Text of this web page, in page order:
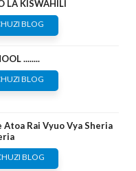
LA KISWAHILI
BLOG
........
BLOG
Rai Vyuo Vya Sheria
BLOG